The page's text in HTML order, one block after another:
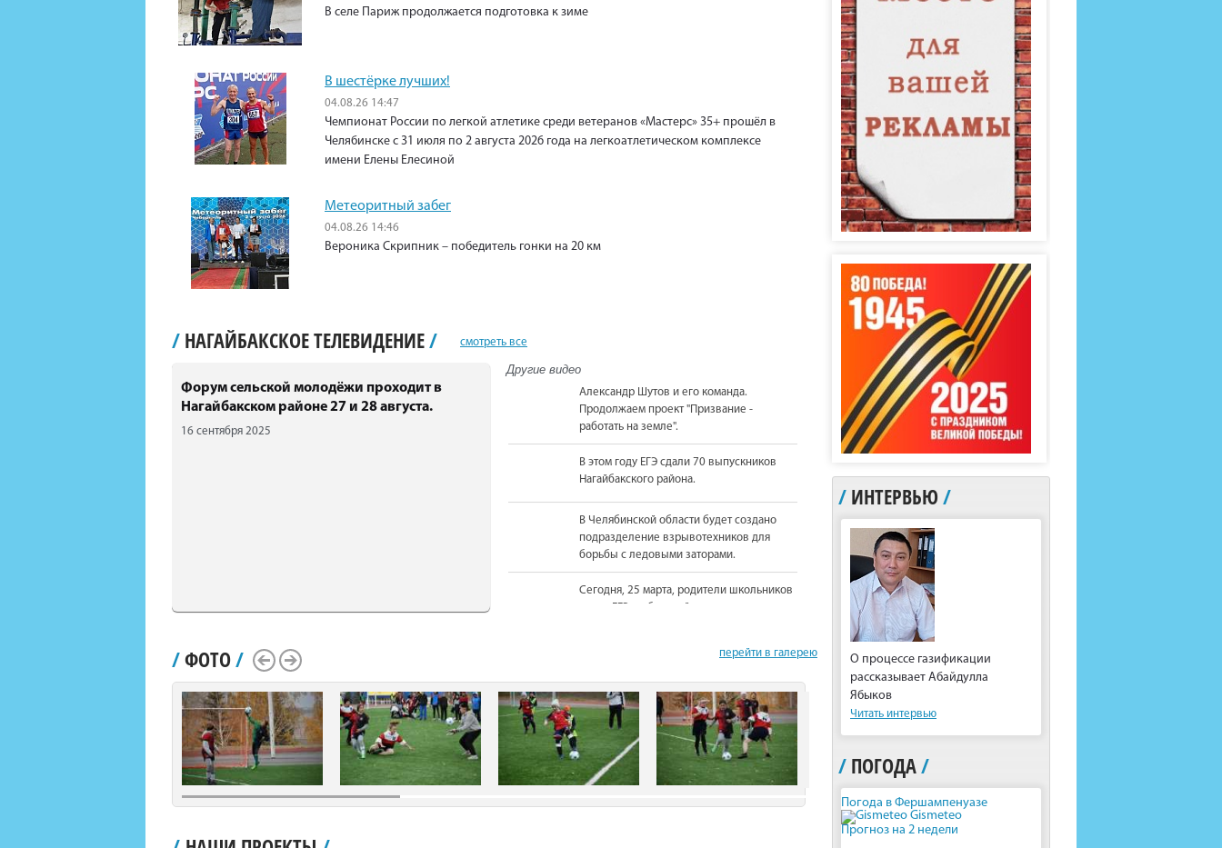
В селе Париж продолжается подготовка к зиме
В шестёрке лучших!
04.08.26 14:47
Чемпионат России по легкой атлетике среди ветеранов «Мастерс» 35+ прошёл в
Челябинске с 31 июля по 2 августа 2026 года на легкоатлетическом комплексе
имени Елены Елесиной
Метеоритный забег
04.08.26 14:46
Вероника Скрипник – победитель гонки на 20 км
/ НАГАЙБАКСКОЕ ТЕЛЕВИДЕНИЕ/ смотреть все
Форум сельской молодёжи проходит в
Нагайбакском районе 27 и 28 августа.
16 сентября 2025
Другие видео
Александр Шутов и его команда.
Продолжаем проект "Призвание -
работать на земле".
В этом году ЕГЭ сдали 70 выпускников
Нагайбакского района.
В Челябинской области будет создано
подразделение взрывотехников для
борьбы с ледовыми заторами.
Сегодня, 25 марта, родители школьников
сдали ЕГЭ по базовой математике.
На должность Уполномоченного по
вновь назначена Юлия Сударенко
Юные читатели приняли участие в
чемпионате по чтению вслух.
В Нагайбакском районе установлен
/ФОТО/ перейти в галерею
Scroll LeftScroll Right
/ ИНТЕРВЬЮ /
О процессе газификации
рассказывает Абайдулла
Ябыков
Читать интервью
/ ПОГОДА/
Погода в Фершампенуазе
Gismeteo
Прогноз на 2 недели